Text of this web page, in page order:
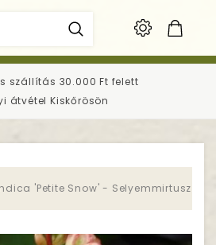
szállítás 30.000 Ft felett
átvétel Kiskőrösön
'Petite Snow' - Selyemmirtusz